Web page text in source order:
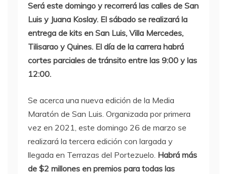
Será este domingo y recorrerá las calles de San
Luis y Juana Koslay. El sábado se realizará la
entrega de kits en San Luis, Villa Mercedes,
Tilisarao y Quines. El día de la carrera habrá
cortes parciales de tránsito entre las 9:00 y las
12:00.
Se acerca una nueva edición de la Media
Maratón de San Luis. Organizada por primera
vez en 2021, este domingo 26 de marzo se
realizará la tercera edición con largada y
llegada en Terrazas del Portezuelo. Habrá más
de $2 millones en premios para todas las